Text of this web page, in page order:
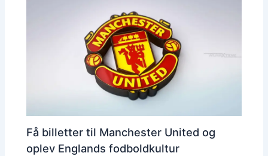
Få billetter til Manchester United og
oplev Englands fodboldkultur